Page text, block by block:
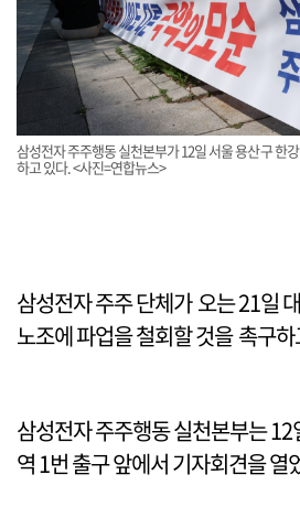
삼성전자 주주행동 실천본부가 12일 서울 용산구 한
하고 있다. <사진=연합뉴스>
삼성전자 주주 단체가 오는 21일
노조에 파업을 철회할 것을 촉구
삼성전자 주주행동 실천본부는
역 1번 출구 앞에서 기자회견을 열